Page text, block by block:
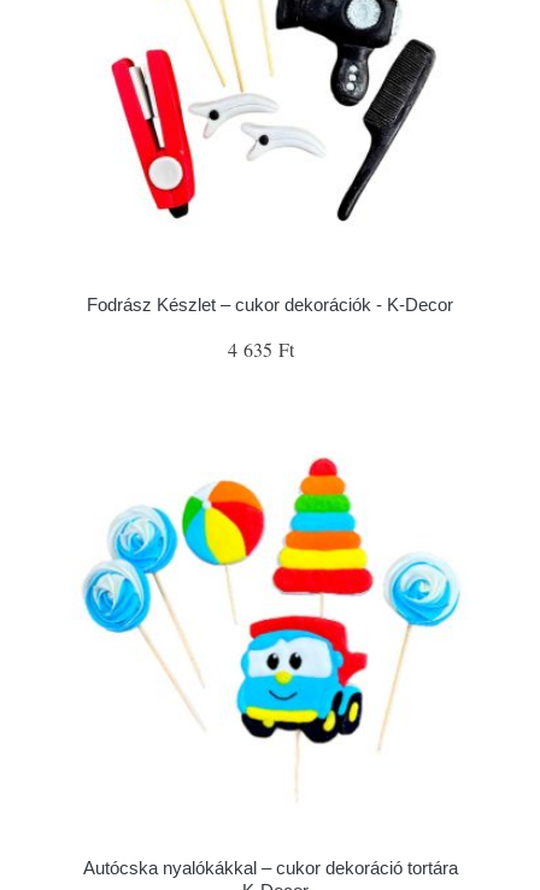
Fodrász Készlet – cukor dekorációk - K-Decor
4 635 Ft
Autócska nyalókákkal – cukor dekoráció tortára